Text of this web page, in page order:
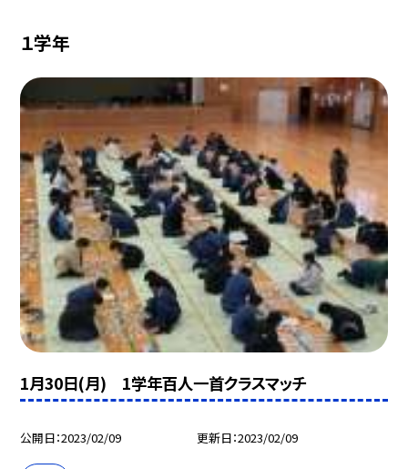
１学年
1月30日(月) 1学年百人一首クラスマッチ
公開日 2023/02/09 更新日 2023/02/09